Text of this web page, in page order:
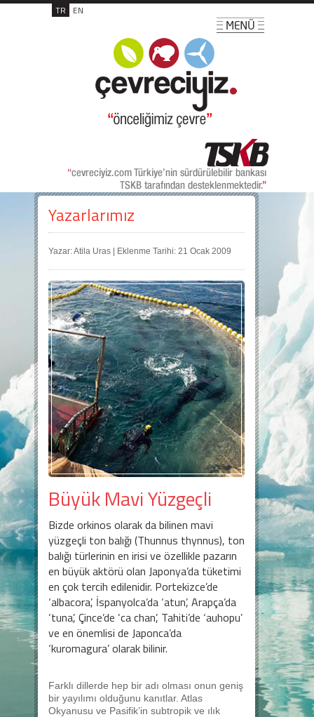
TR EN
Yazarlarımız
Yazar: Atila Uras | Eklenme Tarihi: 21 Ocak 2009
Büyük Mavi Yüzgeçli
Bizde orkinos olarak da bilinen mavi
yüzgeçli ton balığı (Thunnus thynnus), ton
balığı türlerinin en irisi ve özellikle pazarın
en büyük aktörü olan Japonya’da tüketimi
en çok tercih edilenidir. Portekizce’de
‘albacora’, İspanyolca’da ‘atun’, Arapça’da
‘tuna’, Çince’de ‘ca chan’, Tahiti’de ‘auhopu’
ve en önemlisi de Japonca’da
‘kuromagura’ olarak bilinir.
Farklı dillerde hep bir adı olması onun geniş
bir yayılımı olduğunu kanıtlar. Atlas
Okyanusu ve Pasifik’in subtropik ve ılık